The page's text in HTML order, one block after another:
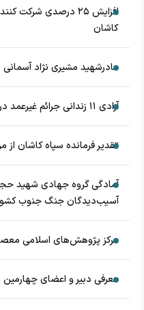
افزایش ۲۵ درصدی
کاشان
مادرشهید مشیری نژاد
آزادی ۱۱ زندانی جرائم غیرعمد در کاشان
تقدیر فرمانده سپاه کاشان از
آمادگی گروه جهادی شهید
آسیب‌دیدگان جنگ جنوب
مرکز پژوهش‌های اسلامی
معرفی دبیر و اعضای چهارمین